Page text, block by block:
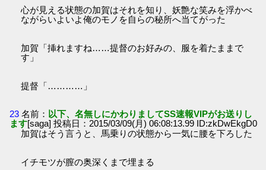
心が見える状態の加賀はそれを知り、妖艶な笑みを浮かべ
ながらいよいよ俺のモノを自らの秘所へ当てがった
加賀「挿れますね……提督のお好みの、服を着たままで
す」
提督「…………」
23 名前： 以下、名無しにかわりましてSS速報VIPがお送りし
ます[saga] 投稿日：2015/03/09(月) 06:08:13.99 ID:zkDwEkgD0
加賀はそう言うと、馬乗りの状態から一気に腰を下ろした
イチモツが膣の奥深くまで埋まる